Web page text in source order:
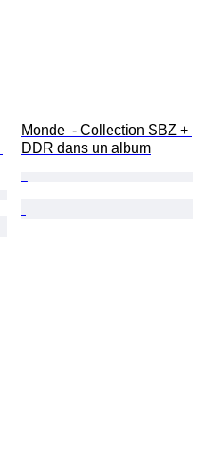
Monde  - Collection SBZ +
DDR dans un album